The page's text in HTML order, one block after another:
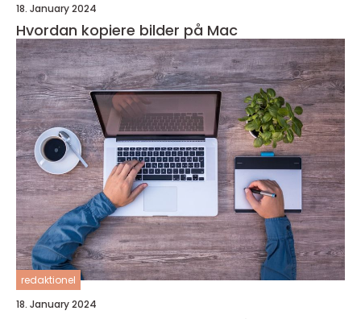
18. January 2024
Hvordan kopiere bilder på Mac
redaktionel
18. January 2024